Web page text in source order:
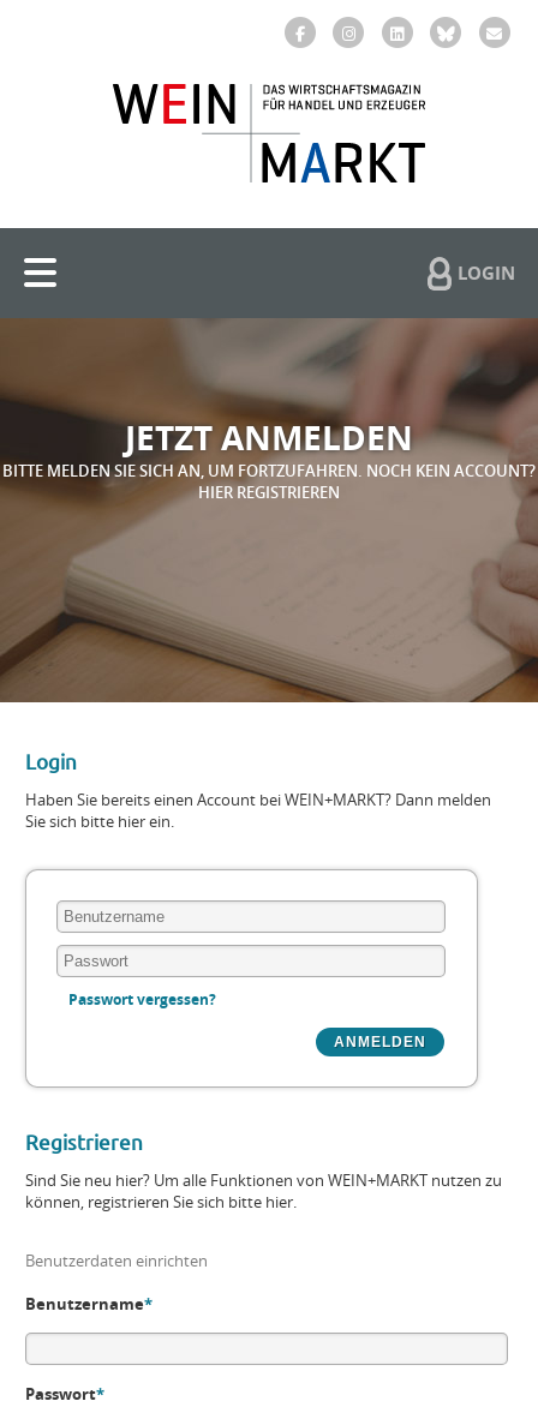
LOGIN
JETZT ANMELDEN
BITTE MELDEN SIE SICH AN, UM FORTZUFAHREN. NOCH KEIN ACCOUNT?
HIER REGISTRIEREN
Login
Haben Sie bereits einen Account bei WEIN+MARKT? Dann melden
Sie sich bitte hier ein.
Passwort vergessen?
Registrieren
Sind Sie neu hier? Um alle Funktionen von WEIN+MARKT nutzen zu
können, registrieren Sie sich bitte hier.
Benutzerdaten einrichten
Benutzername*
Passwort*